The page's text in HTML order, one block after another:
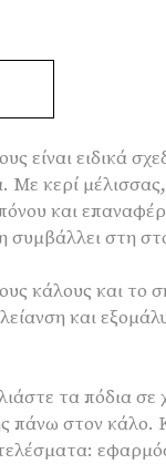
είναι ειδικά
κερί
και
συμβάλλει στη
κάλους και το
και
τα πόδια σε
πάνω στον κάλο.